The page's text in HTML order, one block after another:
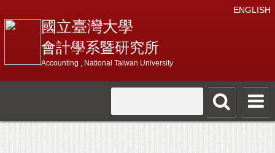
ENGLISH
國立臺灣大學
會計學系暨研究所
Accounting , National Taiwan University